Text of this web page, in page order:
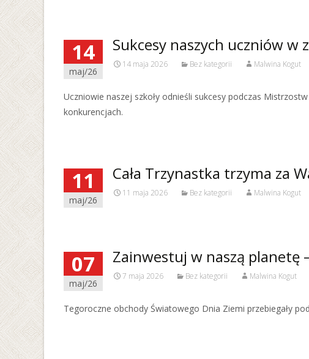
14
maj/26
Sukcesy naszych uczniów w
14 maja 2026 Bez kategorii Malwina Kogut
Uczniowie naszej szkoły odnieśli sukcesy podczas
konkurencjach.
11
maj/26
Cała Trzynastka trzyma za
11 maja 2026 Bez kategorii Malwina Kogut
07
maj/26
Zainwestuj w naszą planetę
7 maja 2026 Bez kategorii Malwina Kogut
Tegoroczne obchody Światowego Dnia Ziemi przebiegały